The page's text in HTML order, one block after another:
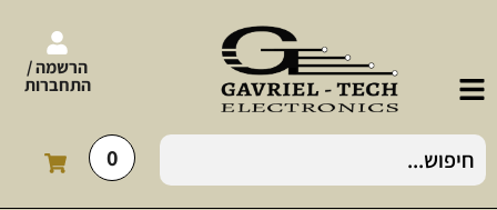
הרשמה /
התחברות
0